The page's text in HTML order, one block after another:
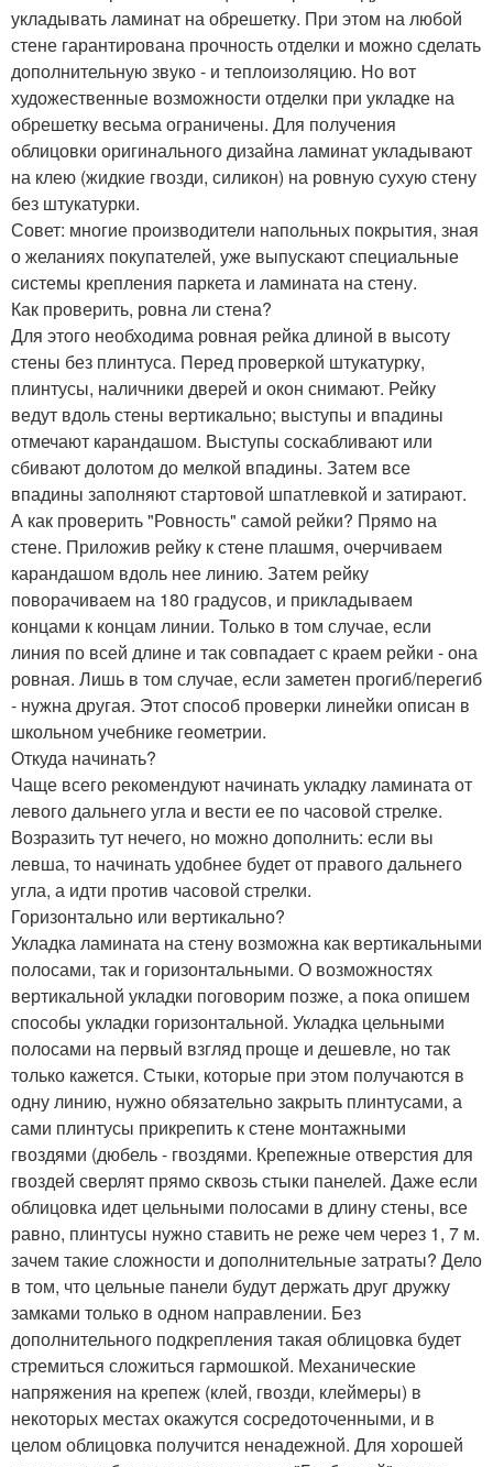
укладывать ламинат на обрешетку. При этом на любой
стене гарантирована прочность отделки и можно сделать
дополнительную звуко - и теплоизоляцию. Но вот
художественные возможности отделки при укладке на
обрешетку весьма ограничены. Для получения
облицовки оригинального дизайна ламинат укладывают
на клею (жидкие гвозди, силикон) на ровную сухую стену
без штукатурки.
Совет: многие производители напольных покрытия, зная
о желаниях покупателей, уже выпускают специальные
системы крепления паркета и ламината на стену.
Как проверить, ровна ли стена?
Для этого необходима ровная рейка длиной в высоту
стены без плинтуса. Перед проверкой штукатурку,
плинтусы, наличники дверей и окон снимают. Рейку
ведут вдоль стены вертикально; выступы и впадины
отмечают карандашом. Выступы соскабливают или
сбивают долотом до мелкой впадины. Затем все
впадины заполняют стартовой шпатлевкой и затирают.
А как проверить "Ровность" самой рейки? Прямо на
стене. Приложив рейку к стене плашмя, очерчиваем
карандашом вдоль нее линию. Затем рейку
поворачиваем на 180 градусов, и прикладываем
концами к концам линии. Только в том случае, если
линия по всей длине и так совпадает с краем рейки - она
ровная. Лишь в том случае, если заметен прогиб/перегиб
- нужна другая. Этот способ проверки линейки описан в
школьном учебнике геометрии.
Откуда начинать?
Чаще всего рекомендуют начинать укладку ламината от
левого дальнего угла и вести ее по часовой стрелке.
Возразить тут нечего, но можно дополнить: если вы
левша, то начинать удобнее будет от правого дальнего
угла, а идти против часовой стрелки.
Горизонтально или вертикально?
Укладка ламината на стену возможна как вертикальными
полосами, так и горизонтальными. О возможностях
вертикальной укладки поговорим позже, а пока опишем
способы укладки горизонтальной. Укладка цельными
полосами на первый взгляд проще и дешевле, но так
только кажется. Стыки, которые при этом получаются в
одну линию, нужно обязательно закрыть плинтусами, а
сами плинтусы прикрепить к стене монтажными
гвоздями (дюбель - гвоздями. Крепежные отверстия для
гвоздей сверлят прямо сквозь стыки панелей. Даже если
облицовка идет цельными полосами в длину стены, все
равно, плинтусы нужно ставить не реже чем через 1, 7 м.
зачем такие сложности и дополнительные затраты? Дело
в том, что цельные панели будут держать друг дружку
замками только в одном направлении. Без
дополнительного подкрепления такая облицовка будет
стремиться сложиться гармошкой. Механические
напряжения на крепеж (клей, гвозди, клеймеры) в
некоторых местах окажутся сосредоточенными, и в
целом облицовка получится ненадежной. Для хорошей